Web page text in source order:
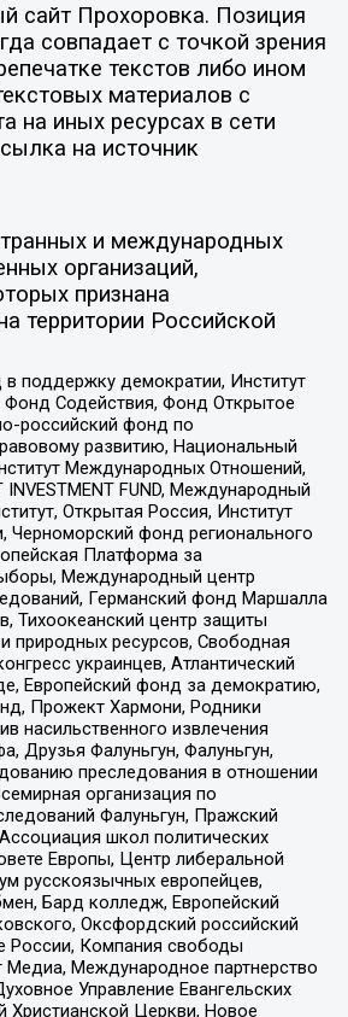
сайт Прохоровка. Позиция
совпадает с точкой зрения
текстов либо ином
материалов с
на иных ресурсах в сети
на источник
и международных
организаций,
признана
территории Российской
поддержку демократии, Институт
Содействия, Фонд Открытое
российский фонд по
развитию, Национальный
Международных Отношений,
INVESTMENT FUND, Международный
Открытая Россия, Институт
Черноморский фонд регионального
Платформа за
Международный центр
Германский фонд Маршалла
Тихоокеанский центр защиты
ресурсов, Свободная
украинцев, Атлантический
Европейский фонд за демократию,
Прожект Хармони, Родники
насильственного извлечения
Друзья Фалуньгун, Фалуньгун,
преследования в отношении
организация по
Фалуньгун, Пражский
школ политических
Европы, Центр либеральной
русскоязычных европейцев,
Бард колледж, Европейский
Оксфордский российский
Компания свободы
Международное партнерство
Управление Евангельских
Христианской Церкви, Новое